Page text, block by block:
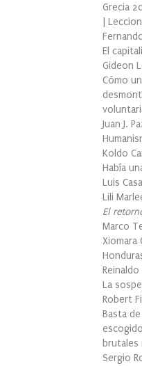
Grecia
|
El
Gideon
Cómo
Juan J.
Koldo
Había
Luis
Lili
El
Marco
Xiomara
La
Robert
Basta
brutales
Sergio